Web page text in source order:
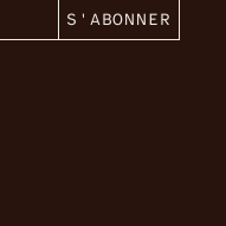
S'ABONNER